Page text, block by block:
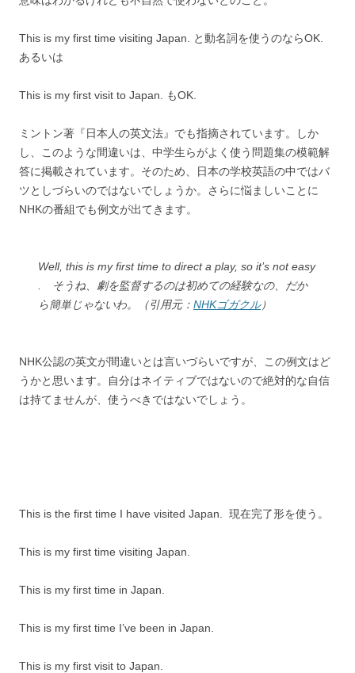
This is my first time visiting Japan. と動名詞を使うのならOK.
あるいは
This is my first visit to Japan. もOK.
ミントン著『日本人の英文法』でも指摘されています。しか
し、このような間違いは、中学生らがよく使う問題集の模範解
答に掲載されています。そのため、日本の学校英語の中ではバ
ツとしづらいのではないでしょうか。さらに悩ましいことに
NHKの番組でも例文が出てきます。
Well, this is my first time to direct a play, so it’s not easy
. そうね、劇を監督するのは初めての経験なの、だか
ら簡単じゃないわ。（引用元： NHKゴガクル）
NHK公認の英文が間違いとは言いづらいですが、この例文はど
うかと思います。自分はネイティブではないので絶対的な自信
は持てませんが、使うべきではないでしょう。
This is the first time I have visited Japan. 現在完了形を使う。
This is my first time visiting Japan.
This is my first time in Japan.
This is my first time I’ve been in Japan.
This is my first visit to Japan.